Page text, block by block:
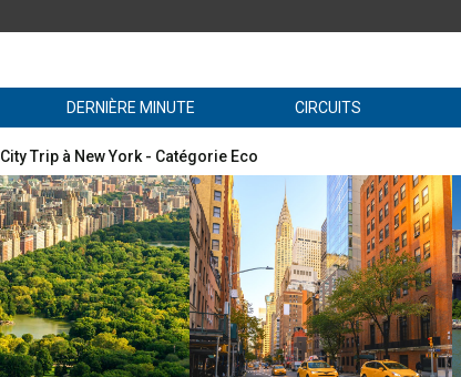
DERNIÈRE MINUTE CIRCUITS
City Trip à New York - Catégorie Eco